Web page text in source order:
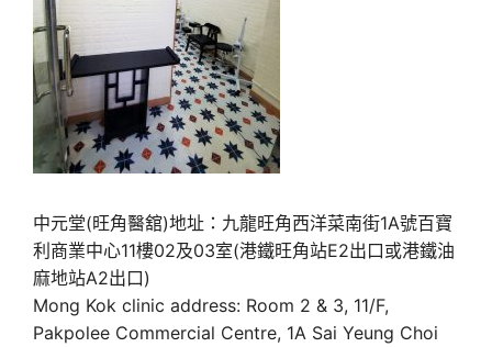
中元堂(旺角醫舘)地址：九龍旺角西洋菜南街1A號百寶
利商業中心11樓02及03室(港鐵旺角站E2出口或港鐵油
麻地站A2出口)
Mong Kok clinic address: Room 2 & 3, 11/F,
Pakpolee Commercial Centre, 1A Sai Yeung Choi